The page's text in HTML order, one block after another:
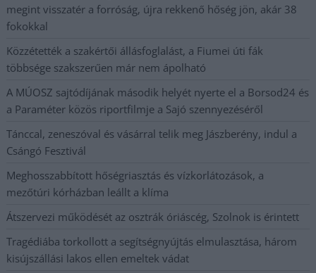
megint visszatér a forróság, újra rekkenő hőség jön, akár 38
fokokkal
Közzétették a szakértői állásfoglalást, a Fiumei úti fák
többsége szakszerűen már nem ápolható
A MÚOSZ sajtódíjának második helyét nyerte el a Borsod24 és
a Paraméter közös riportfilmje a Sajó szennyezéséről
Tánccal, zeneszóval és vásárral telik meg Jászberény, indul a
Csángó Fesztivál
Meghosszabbított hőségriasztás és vízkorlátozások, a
mezőtúri kórházban leállt a klíma
Átszervezi működését az osztrák óriáscég, Szolnok is érintett
Tragédiába torkollott a segítségnyújtás elmulasztása, három
kisújszállási lakos ellen emeltek vádat